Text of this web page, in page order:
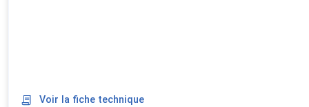
Voir la fiche technique